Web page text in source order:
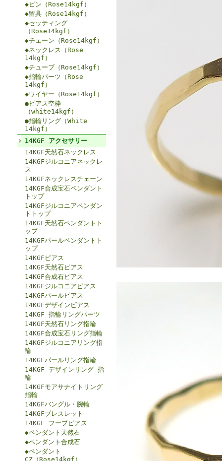
◆ピン（Rose14kgf）
◆留具（Rose14kgf）
◆セッティング
（Rose14kgf）
◆チェーン（Rose14kgf）
◆ネックレス（Rose
14kgf）
◆チューブ（Rose14kgf）
◆指輪パーツ（Rose
14kgf）
◆ワイヤー（Rose14kgf）
●ピアス空枠
（white14kgf）
●指輪リング（White
14kgf）
14KGF アクセサリー
14KGF天然石ネックレス
14KGFジルコニアネックレ
ス
14KGFネックレスチェーン
14KGF合成宝石ペンダント
トップ
14KGFジルコニアペンダン
トトップ
14KGF天然石ペンダントト
ップ
14KGFパールペンダントト
ップ
14KGFピアス
14KGF天然石ピアス
14KGF合成石ピアス
14KGFジルコニアピアス
14KGFパールピアス
14KGFデザインピアス
14KGF 指輪リングパーツ
14KGF天然石リング指輪
14KGF合成宝石リング指輪
14KGFジルコニアリング指
輪
14KGFパールリング指輪
14KGF デザインリング 指
輪
14KGFモアサナイトリング
指輪
14KGFバングル・腕輪
14KGFブレスレット
14KGF フープピアス
◆ペンダント天然石
◆ペンダント合成石
◆ペンダント
CZ（Rose14kgf）